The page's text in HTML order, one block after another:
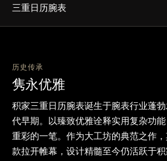
三重日历腕表
历史传承
隽永优雅
积家三重日历腕表诞生于腕表行业蓬
代早期。以臻致优雅诠释实用复杂功
重彩的一笔。作为大工坊的典范之作
款拉开帷幕，设计精髓至今仍活跃于积